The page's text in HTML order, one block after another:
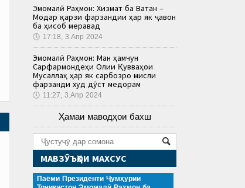
Эмомалӣ Раҳмон: Хизмат ба Ватан –
Модар қарзи фарзандии ҳар як ҷавон
ба ҳисоб меравад
🕔 17:18, 3.Апр 2024
Эмомалӣ Раҳмон: Ман ҳамчун
Сарфармондеҳи Олии Қувваҳои
Мусаллаҳ ҳар як сарбозро мисли
фарзанди худ дӯст медорам
🕔 11:27, 3.Апр 2024
Ҳамаи маводҳои бахш
МАВЗӮЪҲОИ МАХСУС
Паёми Президенти Ҷумҳурии